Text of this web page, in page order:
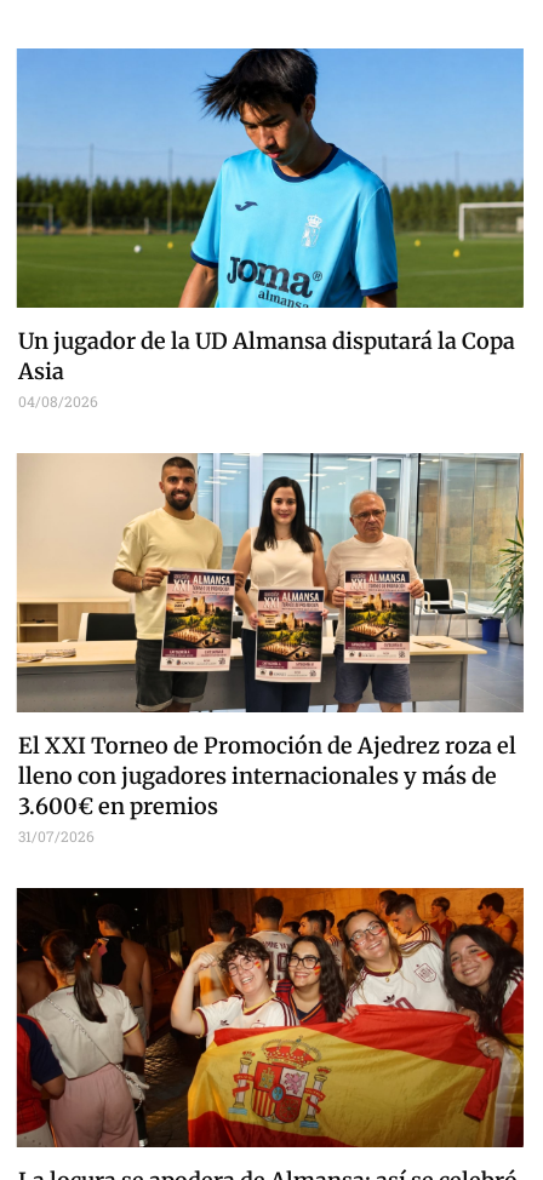
Un jugador de la UD Almansa disputará la Copa
Asia
04/08/2026
El XXI Torneo de Promoción de Ajedrez roza el
lleno con jugadores internacionales y más de
3.600€ en premios
31/07/2026